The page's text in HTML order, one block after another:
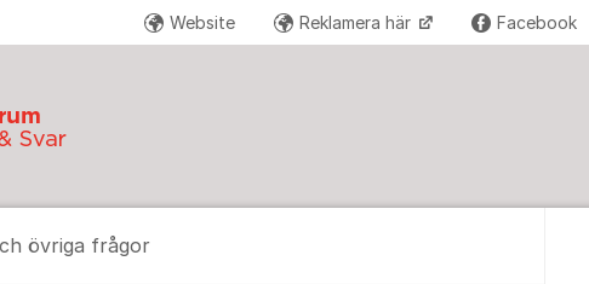
Website Reklamera här Facebook
övriga frågor